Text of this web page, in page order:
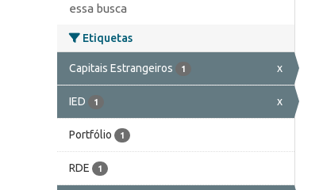
essa busca
Etiquetas
Capitais Estrangeiros 1 x
IED 1 x
Portfólio 1
RDE 1